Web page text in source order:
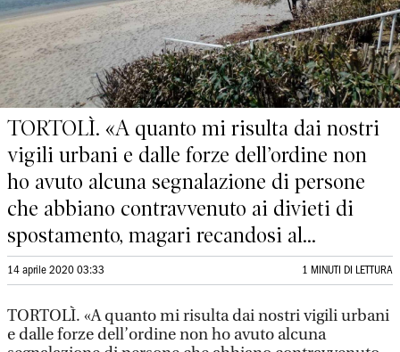
TORTOLÌ. «A quanto mi risulta dai nostri
vigili urbani e dalle forze dell’ordine non
ho avuto alcuna segnalazione di persone
che abbiano contravvenuto ai divieti di
spostamento, magari recandosi al...
14 aprile 2020 03:33 1 MINUTI DI LETTURA
TORTOLÌ. «A quanto mi risulta dai nostri vigili urbani
e dalle forze dell’ordine non ho avuto alcuna